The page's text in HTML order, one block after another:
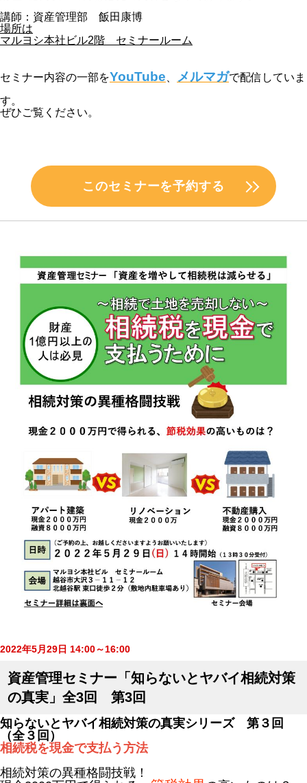
講師：資産管理部 飯田康博
場所は
マルヨシ本社ビル2階 セミナールーム
セミナー内容の一部をYouTube メルマガで配信していま
す。
ぜひご覧ください。
このセミナーを予約する
2022年5月29日 14:00～16:00
資産管理セミナー「知らないとヤバイ相続対策
の真実」全3回 第3回
知らないとヤバイ相続対策の真実シリーズ 第３回
（全３回）
相続税を現金で支払う方法
相続対策の異種格闘技戦！